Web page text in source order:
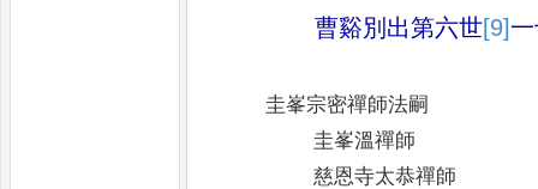
曹谿別出第六世[9]
圭峯宗密禪師法嗣
圭峯溫禪師
慈恩寺太恭禪師